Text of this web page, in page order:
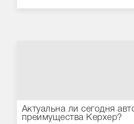
Актуальна ли сегодня
преимущества Керхер?